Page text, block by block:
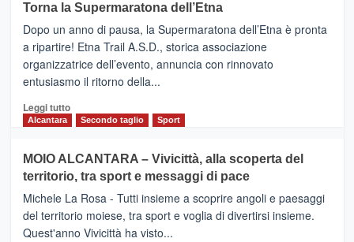
BROOKS
SuperMaratona
dell’Etna,
presentata
l’edizione
2026
Torna la Supermaratona dell’Etna
Dopo un anno di pausa, la Supermaratona dell’Etna è pronta
a ripartire! Etna Trail A.S.D., storica associazione
organizzatrice dell’evento, annuncia con rinnovato
entusiasmo il ritorno della...
Leggi tuttoLeggi
Torna
la
Supermaratona
dell’Etna
Alcantara Secondo taglio Sport
MOIO ALCANTARA – Vivicittà, alla scoperta del
territorio, tra sport e messaggi di pace
Michele La Rosa - Tutti insieme a scoprire angoli e paesaggi
del territorio moiese, tra sport e voglia di divertirsi insieme.
Quest'anno Vivicittà ha visto...